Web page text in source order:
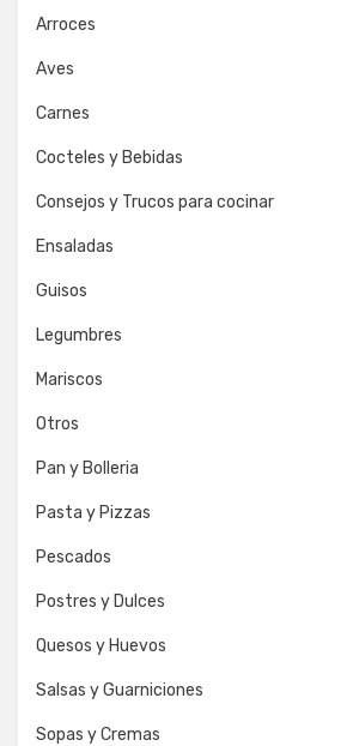
Arroces
Aves
Carnes
Cocteles y Bebidas
Consejos y Trucos para cocinar
Ensaladas
Guisos
Legumbres
Mariscos
Otros
Pan y Bolleria
Pasta y Pizzas
Pescados
Postres y Dulces
Quesos y Huevos
Salsas y Guarniciones
Sopas y Cremas